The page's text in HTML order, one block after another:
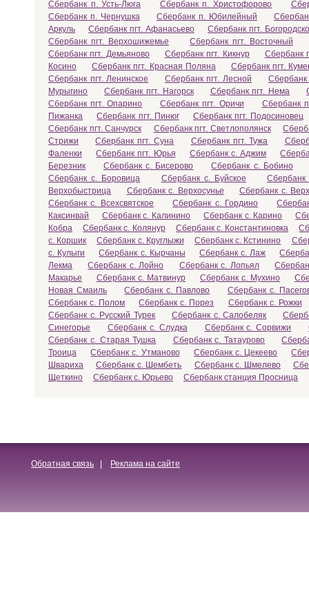
Сбербанк п. Усть-Люга
Сбербанк п. Христофорово
Сбербанк п. Чернушка
Сбербанк п. Юбилейный
Аркуль
Сбербанк пгт. Афанасьево
Сбербанк пгт.
Сбербанк пгт. Верхошижемье
Сбербанк пгт. Восточный
Сбербанк пгт. Демьяново
Сбербанк пгт. Кикнур
Сбербанк
Косино
Сбербанк пгт. Красная Поляна
Сбербанк пгт.
Сбербанк пгт. Ленинское
Сбербанк пгт. Лесной
Мурыгино
Сбербанк пгт. Нагорск Сбербанк пгт. Нема
Сбербанк пгт. Опарино
Сбербанк пгт. Оричи
Сбербанк
Пижанка
Сбербанк пгт. Пинюг
Сбербанк пгт. Подосиновец
Сбербанк пгт. Санчурск
Сбербанк пгт. Светлополянск
Стрижи
Сбербанк пгт. Суна Сбербанк пгт. Тужа
Фаленки
Сбербанк пгт. Юрья Сбербанк с. Аджим
Березник
Сбербанк с. Бисерово
Сбербанк с. Бобино
Сбербанк с. Боровица
Сбербанк с. Буйское
Верхобыстрица
Сбербанк с. Верхосунье
Сбербанк с.
Сбербанк с. Всехсвятское
Сбербанк с. Гордино
Каксинвай
Сбербанк с. Калинино Сбербанк с. Карино
Кобра
Сбербанк с. Колянур Сбербанк с. Константиновка
с. Коршик
Сбербанк с. Круглыжи Сбербанк с. Кстинино
с. Кулыги
Сбербанк с. Кырчаны Сбербанк с. Лаж
Лекма
Сбербанк с. Лойно Сбербанк с. Лопьял
Макарье
Сбербанк с. Матвинур Сбербанк с. Мухино
Новая Смаиль
Сбербанк с. Павлово
Сбербанк с.
Сбербанк с. Полом
Сбербанк с. Порез
Сбербанк с. Рожки
Сбербанк с. Русский Турек
Сбербанк с. Салобеляк
Синегорье
Сбербанк с. Слудка Сбербанк с. Сорвижи
Сбербанк с. Старая Тушка
Сбербанк с. Татаурово
Троица
Сбербанк с. Утманово Сбербанк с. Цекеево
Швариха
Сбербанк с. Шембеть Сбербанк с. Шмелево
Щеткино
Сбербанк с. Юрьево Сбербанк станция Просница
Обратная связь Реклама на сайте